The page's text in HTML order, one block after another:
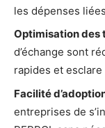
les dépenses
Optimisation des
d’échange sont
rapides et
Facilité
entreprises de